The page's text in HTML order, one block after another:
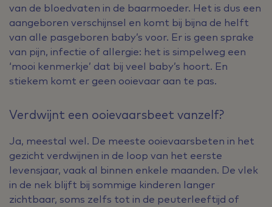
van de bloedvaten in de baarmoeder. Het is dus een
aangeboren verschijnsel en komt bij bijna de helft
van alle pasgeboren baby’s voor. Er is geen sprake
van pijn, infectie of allergie: het is simpelweg een
‘mooi kenmerkje’ dat bij veel baby’s hoort. En
stiekem komt er geen ooievaar aan te pas.
Verdwijnt een ooievaarsbeet vanzelf?
Ja, meestal wel. De meeste ooievaarsbeten in het
gezicht verdwijnen in de loop van het eerste
levensjaar, vaak al binnen enkele maanden. De vlek
in de nek blijft bij sommige kinderen langer
zichtbaar, soms zelfs tot in de peuterleeftijd of